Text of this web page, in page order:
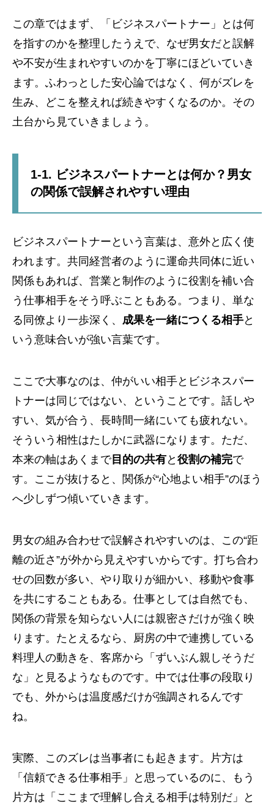
この章ではまず、「ビジネスパートナー」とは何
を指すのかを整理したうえで、なぜ男女だと誤解
や不安が生まれやすいのかを丁寧にほどいていき
ます。ふわっとした安心論ではなく、何がズレを
生み、どこを整えれば続きやすくなるのか。その
土台から見ていきましょう。
1-1. ビジネスパートナーとは何か？男女
の関係で誤解されやすい理由
ビジネスパートナーという言葉は、意外と広く使
われます。共同経営者のように運命共同体に近い
関係もあれば、営業と制作のように役割を補い合
う仕事相手をそう呼ぶこともある。つまり、単な
る同僚より一歩深く、 成果を一緒につくる相手と
いう意味合いが強い言葉です。
ここで大事なのは、仲がいい相手とビジネスパー
トナーは同じではない、ということです。話しや
すい、気が合う、長時間一緒にいても疲れない。
そういう相性はたしかに武器になります。ただ、
本来の軸はあくまで目的の共有と 役割の補完で
す。ここが抜けると、関係が“心地よい相手”のほう
へ少しずつ傾いていきます。
男女の組み合わせで誤解されやすいのは、この“距
離の近さ”が外から見えやすいからです。打ち合わ
せの回数が多い、やり取りが細かい、移動や食事
を共にすることもある。仕事としては自然でも、
関係の背景を知らない人には親密さだけが強く映
ります。たとえるなら、厨房の中で連携している
料理人の動きを、客席から「ずいぶん親しそうだ
な」と見るようなものです。中では仕事の段取り
でも、外からは温度感だけが強調されるんです
ね。
実際、このズレは当事者にも起きます。片方は
「信頼できる仕事相手」と思っているのに、もう
片方は「ここまで理解し合える相手は特別だ」と